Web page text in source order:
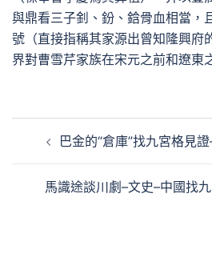
與鼎看三子釗、鈖、鋡骨血相當，
號（直接指稱其家源出曾知隆興府
界對曹雪芹家族在宋元之前和遼東
巴金的“倉庫”找九宮格見
馬識途談川劇–文史–中國找